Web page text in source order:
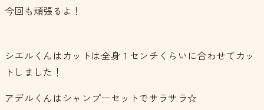
今回も頑張るよ！
シエルくんはカットは全身１センチくらいに合わせてカッ
トしました！
アデルくんはシャンプーセットでサラサラ☆